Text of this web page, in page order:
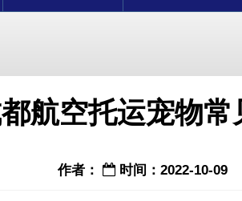
航空托运宠物
作者： 时间：2022-10-09